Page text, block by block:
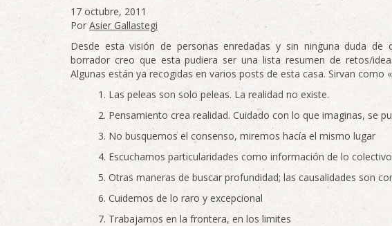
17 octubre, 2011
Por Asier Gallastegi
Desde esta visión de personas enredadas y sin ninguna duda
borrador creo que esta pudiera ser una lista resumen de retos/
Algunas están ya recogidas en varios posts de esta casa. Sirvan como
Las peleas son solo peleas. La realidad no existe.
Pensamiento crea realidad. Cuidado con lo que imaginas, se
No busquemos el consenso, miremos hacía el mismo lugar
Escuchamos particularidades como información de lo colectivo
Otras maneras de buscar profundidad; las causalidades son
Cuidemos de lo raro y excepcional
Trabajamos en la frontera, en los limites